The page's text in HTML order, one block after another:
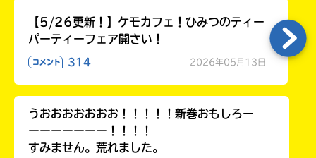
【5/26更新！】ケモカフェ！ひみつのティー
パーティーフェア開さい！
コメント 314 2026年05月13日
うおおおおおおお！！！！！新巻おもしろー
ーーーーーーー！！！！
すみません。荒れました。